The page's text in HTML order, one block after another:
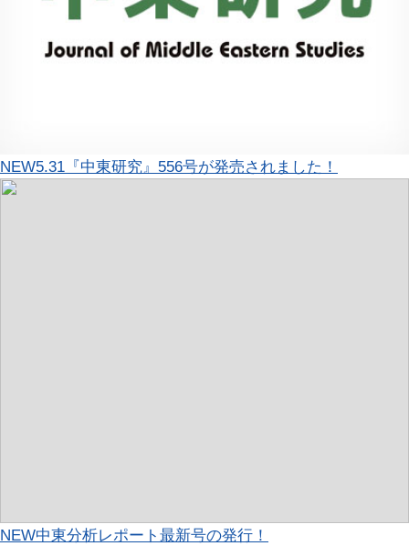
NEW5.31『中東研究』556号が発売されました！
NEW中東分析レポート最新号の発行！